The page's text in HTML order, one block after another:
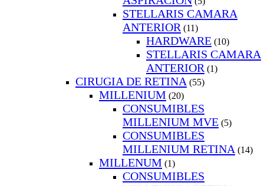
STELLARIS CAMARA
ANTERIOR (11)
HARDWARE (10)
STELLARIS CAMARA
ANTERIOR (1)
CIRUGIA DE RETINA (55)
MILLENIUM (20)
CONSUMIBLES
MILLENIUM MVE (5)
CONSUMIBLES
MILLENIUM RETINA (14)
MILLENUM (1)
CONSUMIBLES